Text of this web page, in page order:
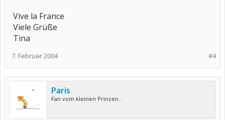
Vive la France
Viele Grüße
Tina
#4
7. Februar 2004
Paris
Fan vom kleinen Prinzen..